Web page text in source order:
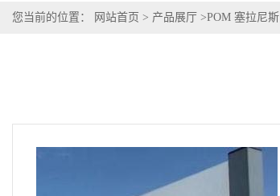
您当前的位置： 网站首页 > 产品展厅 >POM 塞拉尼斯